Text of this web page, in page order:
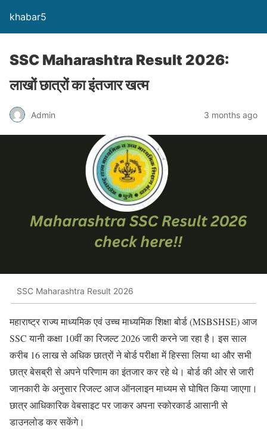
khabar5
SSC Maharashtra Result 2026:
लाखों छात्रों का इंतजार खत्म
Admin 3 months ago
SSC Maharashtra Result 2026
महाराष्ट्र राज्य माध्यमिक एवं उच्च माध्यमिक शिक्षा बोर्ड (MSBSHSE) आज
SSC यानी कक्षा 10वीं का रिजल्ट 2026 जारी करने जा रहा है। इस साल
करीब 16 लाख से अधिक छात्रों ने बोर्ड परीक्षा में हिस्सा लिया था और सभी
छात्र बेसब्री से अपने परिणाम का इंतजार कर रहे थे। बोर्ड की ओर से जारी
जानकारी के अनुसार रिजल्ट आज ऑनलाइन माध्यम से घोषित किया जाएगा।
छात्र आधिकारिक वेबसाइट पर जाकर अपना स्कोरकार्ड आसानी से
डाउनलोड कर सकेंगे।